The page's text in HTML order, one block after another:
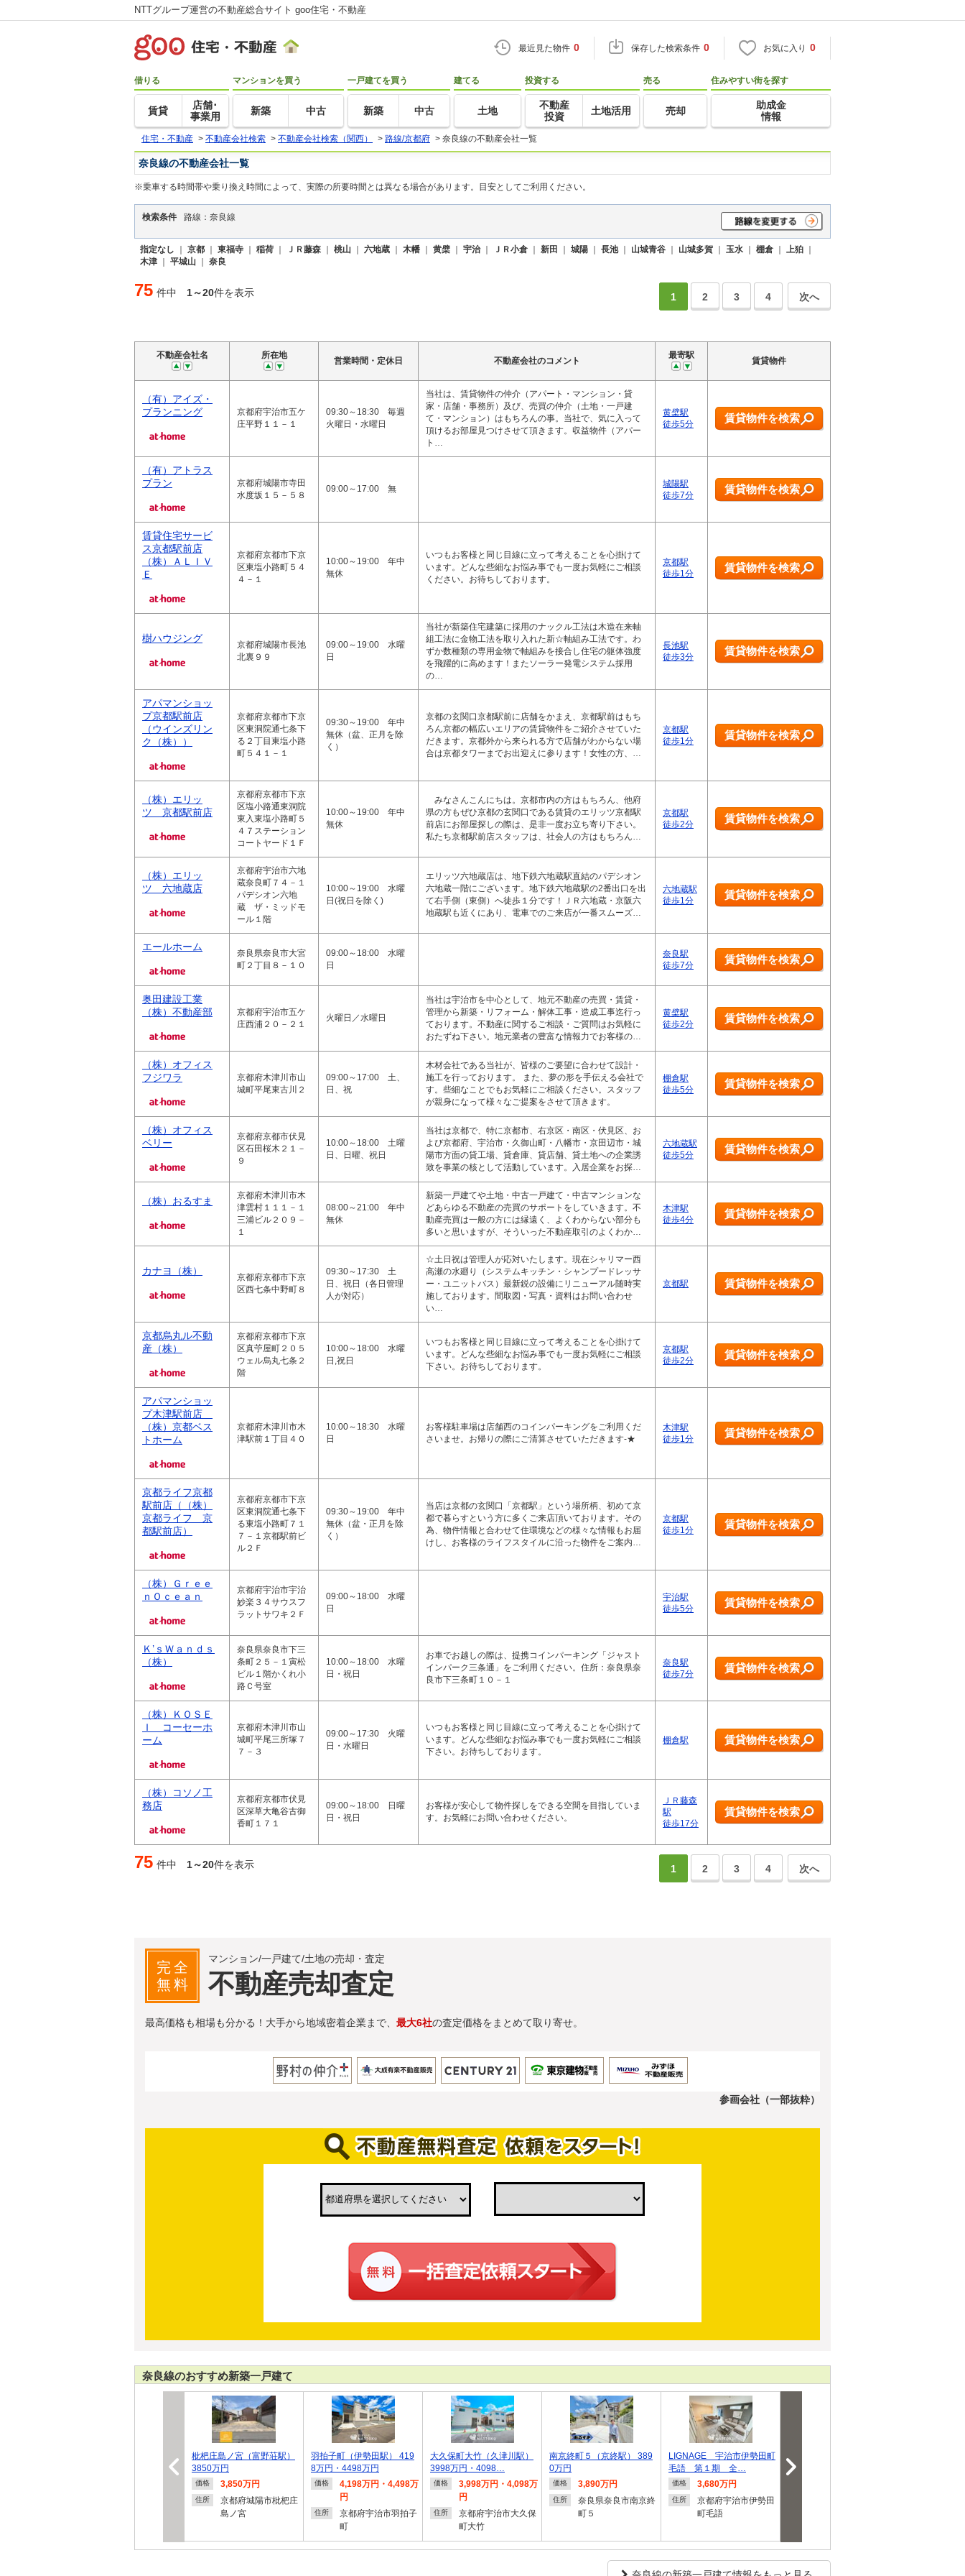
NTTグループ運営の不動産総合サイト goo住宅・不動産
最近見た物件 0 保存した検索条件 0 お気に入り 0
借りる
賃貸
店舗･
事業用
マンションを買う
新築 中古
一戸建てを買う
新築 中古
建てる
土地
投資する
不動産
投資
土地活用
売る
売却
住みやすい街を探す
助成金
情報
住宅・不動産 > 不動産会社検索 > 不動産会社検索（関西） > 路線/京都府 > 奈良線の不動産会社一覧
奈良線の不動産会社一覧
※乗車する時間帯や乗り換え時間によって、実際の所要時間とは異なる場合があります。目安としてご利用ください。
検索条件 路線：奈良線
指定なし ｜ 京都 ｜ 東福寺 ｜ 稲荷 ｜ ＪＲ藤森 ｜ 桃山 ｜ 六地蔵 ｜ 木幡 ｜ 黄檗 ｜ 宇治｜ ＪＲ小倉 ｜ 新田 ｜ 城陽 ｜ 長池｜ 山城青谷 ｜ 山城多賀 ｜ 玉水 ｜ 棚倉 ｜ 上狛 ｜
木津 ｜ 平城山 ｜ 奈良
75 件中 1～20件を表示 1 2 3 4 次へ
不動産会社名 所在地
営業時間・定休日 不動産会社のコメント
最寄駅
賃貸物件
（有）アイズ・
プランニング
京都府宇治市五ケ
庄平野１１－１
09:30～18:30 毎週
火曜日・水曜日
当社は、賃貸物件の仲介（アパート・マンション・貸
家・店舗・事務所）及び、売買の仲介（土地・一戸建
て・マンション）はもちろんの事。当社で、気に入って
頂けるお部屋見つけさせて頂きます。収益物件（アパー
ト…
黄檗駅
徒歩5分
賃貸物件を検索
（有）アトラス
プラン
京都府城陽市寺田
水度坂１５－５８
09:00～17:00 無
城陽駅
徒歩7分
賃貸物件を検索
賃貸住宅サービ
ス京都駅前店
（株）ＡＬＩＶ
Ｅ
京都府京都市下京
区東塩小路町５４
４－１
10:00～19:00 年中
無休
いつもお客様と同じ目線に立って考えることを心掛けて
います。どんな些細なお悩み事でも一度お気軽にご相談
ください。お待ちしております。
京都駅
徒歩1分
賃貸物件を検索
樹ハウジング
京都府城陽市長池
北裏９９
09:00～19:00 水曜
日
当社が新築住宅建築に採用のナックル工法は木造在来軸
組工法に金物工法を取り入れた新☆軸組み工法です。わ
ずか数種類の専用金物で軸組みを接合し住宅の躯体強度
を飛躍的に高めます！またソーラー発電システム採用
の…
長池駅
徒歩3分
賃貸物件を検索
アパマンショッ
プ京都駅前店
（ウインズリン
ク（株））
京都府京都市下京
区東洞院通七条下
る２丁目東塩小路
町５４１－１
09:30～19:00 年中
無休（盆、正月を除
く）
京都の玄関口京都駅前に店舗をかまえ、京都駅前はもち
ろん京都の幅広いエリアの賃貸物件をご紹介させていた
だきます。京都外から来られる方で店舗がわからない場
合は京都タワーまでお出迎えに参ります！女性の方、…
京都駅
徒歩1分
賃貸物件を検索
（株）エリッ
ツ 京都駅前店
京都府京都市下京
区塩小路通東洞院
東入東塩小路町５
４７ステーション
コートヤード１Ｆ
10:00～19:00 年中
無休
みなさんこんにちは。京都市内の方はもちろん、他府
県の方もぜひ京都の玄関口である賃貸のエリッツ京都駅
前店にお部屋探しの際は、是非一度お立ち寄り下さい。
私たち京都駅前店スタッフは、社会人の方はもちろん…
京都駅
徒歩2分
賃貸物件を検索
（株）エリッ
ツ 六地蔵店
京都府宇治市六地
蔵奈良町７４－１
パデシオン六地
蔵 ザ・ミッドモ
ール１階
10:00～19:00 水曜
日(祝日を除く)
エリッツ六地蔵店は、地下鉄六地蔵駅直結のパデシオン
六地蔵一階にございます。地下鉄六地蔵駅の2番出口を出
て右手側（東側）へ徒歩１分です！ＪＲ六地蔵・京阪六
地蔵駅も近くにあり、電車でのご来店が一番スムーズ…
六地蔵駅
徒歩1分
賃貸物件を検索
エールホーム
奈良県奈良市大宮
町２丁目８－１０
09:00～18:00 水曜
日
奈良駅
徒歩7分
賃貸物件を検索
奥田建設工業
（株）不動産部
京都府宇治市五ケ
庄西浦２０－２１
火曜日／水曜日
当社は宇治市を中心として、地元不動産の売買・賃貸・
管理から新築・リフォーム・解体工事・造成工事迄行っ
ております。不動産に関するご相談・ご質問はお気軽に
おたずね下さい。地元業者の豊富な情報力でお客様の…
黄檗駅
徒歩2分
賃貸物件を検索
（株）オフィス
フジワラ
京都府木津川市山
城町平尾東古川２
09:00～17:00 土、
日、祝
木材会社である当社が、皆様のご要望に合わせて設計・
施工を行っております。 また、夢の形を手伝える会社で
す。些細なことでもお気軽にご相談ください。スタッフ
が親身になって様々なご提案をさせて頂きます。
棚倉駅
徒歩5分
賃貸物件を検索
（株）オフィス
ベリー
京都府京都市伏見
区石田桜木２１－
９
10:00～18:00 土曜
日、日曜、祝日
当社は京都で、特に京都市、右京区・南区・伏見区、お
よび京都府、宇治市・久御山町・八幡市・京田辺市・城
陽市方面の貸工場、貸倉庫、貸店舗、貸土地への企業誘
致を事業の核として活動しています。入居企業をお探…
六地蔵駅
徒歩5分
賃貸物件を検索
（株）おるすま
京都府木津川市木
津雲村１１１－１
三浦ビル２０９－
１
08:00～21:00 年中
無休
新築一戸建てや土地・中古一戸建て・中古マンションな
どあらゆる不動産の売買のサポートをしていきます。不
動産売買は一般の方には縁遠く、よくわからない部分も
多いと思いますが、そういった不動産取引のよくわか…
木津駅
徒歩4分
賃貸物件を検索
カナヨ（株）
京都府京都市下京
区西七条中野町８
09:30～17:30 土
日、祝日（各日管理
人が対応）
☆土日祝は管理人が応対いたします。現在シャリマー西
高瀬の水廻り（システムキッチン・シャンプードレッサ
ー・ユニットバス）最新鋭の設備にリニューアル随時実
施しております。間取図・写真・資料はお問い合わせ
い…
京都駅 賃貸物件を検索
京都烏丸ル不動
産（株）
京都府京都市下京
区真苧屋町２０５
ウェル烏丸七条２
階
10:00～18:00 水曜
日,祝日
いつもお客様と同じ目線に立って考えることを心掛けて
います。どんな些細なお悩み事でも一度お気軽にご相談
下さい。お待ちしております。
京都駅
徒歩2分
賃貸物件を検索
アパマンショッ
プ木津駅前店
（株）京都ベス
トホーム
京都府木津川市木
津駅前１丁目４０
10:00～18:30 水曜
日
お客様駐車場は店舗西のコインパーキングをご利用くだ
さいませ。お帰りの際にご清算させていただきます-★
木津駅
徒歩1分
賃貸物件を検索
京都ライフ京都
駅前店（（株）
京都ライフ 京
都駅前店）
京都府京都市下京
区東洞院通七条下
る東塩小路町７１
７－１京都駅前ビ
ル２Ｆ
09:30～19:00 年中
無休（盆・正月を除
く）
当店は京都の玄関口「京都駅」という場所柄、初めて京
都で暮らすという方に多くご来店頂いております。その
為、物件情報と合わせて住環境などの様々な情報もお届
けし、お客様のライフスタイルに沿った物件をご案内…
京都駅
徒歩1分
賃貸物件を検索
（株）Ｇｒｅｅ
ｎＯｃｅａｎ
京都府宇治市宇治
妙楽３４サウスフ
ラットサワキ２Ｆ
09:00～18:00 水曜
日
宇治駅
徒歩5分
賃貸物件を検索
Ｋ’ｓＷａｎｄｓ
（株）
奈良県奈良市下三
条町２５－１寅松
ビル１階かくれ小
路Ｃ号室
10:00～18:00 水曜
日・祝日
お車でお越しの際は、提携コインパーキング「ジャスト
インパーク三条通」をご利用ください。住所：奈良県奈
良市下三条町１０－１
奈良駅
徒歩7分
賃貸物件を検索
（株）ＫＯＳＥ
Ｉ コーセーホ
ーム
京都府木津川市山
城町平尾三所塚７
７－３
09:00～17:30 火曜
日・水曜日
いつもお客様と同じ目線に立って考えることを心掛けて
います。どんな些細なお悩み事でも一度お気軽にご相談
下さい。お待ちしております。
棚倉駅 賃貸物件を検索
（株）コソノ工
務店
京都府京都市伏見
区深草大亀谷古御
香町１７１
09:00～18:00 日曜
日・祝日
お客様が安心して物件探しをできる空間を目指していま
す。お気軽にお問い合わせください。
ＪＲ藤森
駅
徒歩17分
賃貸物件を検索
75 件中 1～20件を表示 1 2 3 4 次へ
完全
無料
マンション/一戸建て/土地の売却・査定
不動産売却査定
最高価格も相場も分かる！大手から地域密着企業まで、 最大6社の査定価格をまとめて取り寄せ。
参画会社（一部抜粋）
奈良線のおすすめ新築一戸建て
枇杷庄島ノ宮（富野荘駅）
3850万円
価格 3,850万円
住所
京都府城陽市枇杷庄
島ノ宮
羽拍子町（伊勢田駅） 419
8万円・4498万円
価格
4,198万円・4,498万
円
住所
京都府宇治市羽拍子
町
大久保町大竹（久津川駅）
3998万円・4098…
価格
3,998万円・4,098万
円
住所
京都府宇治市大久保
町大竹
南京終町５（京終駅） 389
0万円
価格 3,890万円
住所
奈良県奈良市南京終
町５
LIGNAGE 宇治市伊勢田町
毛語 第１期 全…
価格 3,680万円
住所
京都府宇治市伊勢田
町毛語
3680万円